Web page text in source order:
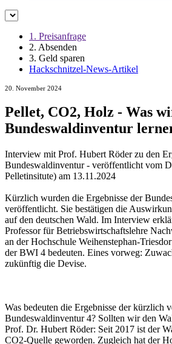
1. Preisanfrage
2. Absenden
3. Geld sparen
Hackschnitzel-News-Artikel
20. November 2024
Pellet, CO2, Holz - Was
Bundeswaldinventur
Interview mit Prof. Hubert Röder zu den
Bundeswaldinventur - veröffentlicht vom
Pelletinsitute) am 13.11.2024
Kürzlich wurden die Ergebnisse der
veröffentlicht. Sie bestätigen die
auf den deutschen Wald. Im Interview
Professor für Betriebswirtschaftslehre
an der Hochschule Weihenstephan-
der BWI 4 bedeuten. Eines vorweg:
zukünftig die Devise.
Was bedeuten die Ergebnisse der kürzlich
Bundeswaldinventur 4? Sollten wir den
Prof. Dr. Hubert Röder: Seit 2017 ist der
CO2-Quelle geworden. Zugleich hat der